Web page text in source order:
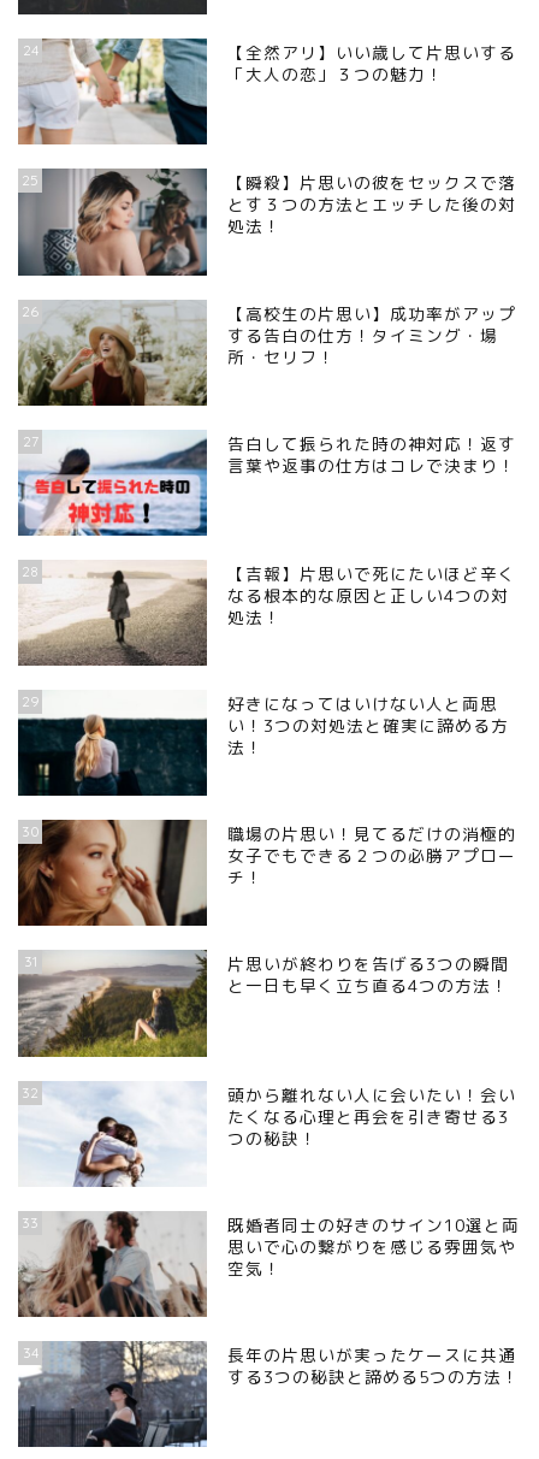
24
【全然アリ】いい歳して片思いする
「大人の恋」３つの魅力！
25
【瞬殺】片思いの彼をセックスで落
とす３つの方法とエッチした後の対
処法！
26
【高校生の片思い】成功率がアップ
する告白の仕方！タイミング・場
所・セリフ！
27
告白して振られた時の神対応！返す
言葉や返事の仕方はコレで決まり！
28
【吉報】片思いで死にたいほど辛く
なる根本的な原因と正しい4つの対
処法！
29
好きになってはいけない人と両思
い！3つの対処法と確実に諦める方
法！
30
職場の片思い！見てるだけの消極的
女子でもできる２つの必勝アプロー
チ！
31
片思いが終わりを告げる3つの瞬間
と一日も早く立ち直る4つの方法！
32
頭から離れない人に会いたい！会い
たくなる心理と再会を引き寄せる3
つの秘訣！
33
既婚者同士の好きのサイン10選と両
思いで心の繋がりを感じる雰囲気や
空気！
34
長年の片思いが実ったケースに共通
する3つの秘訣と諦める5つの方法！